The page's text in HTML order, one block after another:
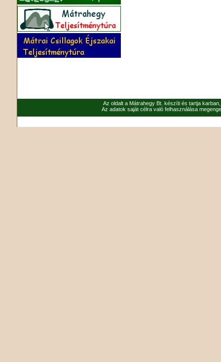
Az oldalt a Mátrahegy Bt. készíti és tartja
Az adatok saját célra való felhasználása